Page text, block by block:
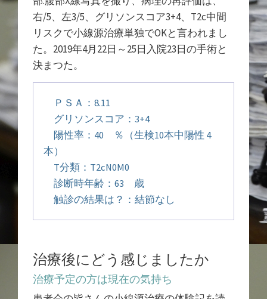
右/5、左3/5、グリソンスコア3+4、T2c中間
リスクで小線源治療単独でOKと言われまし
た。2019年4月22日～25日入院23日の手術と
決まつた。
ＰＳＡ：8.11
グリソンスコア：3+4
陽性率：40 ％（生検10本中陽性 4
本）
T分類：T2cN0M0
診断時年齢：63 歳
触診の結果は？：結節なし
治療後にどう感じましたか
治療予定の方は現在の気持ち